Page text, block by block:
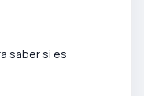
saber si es